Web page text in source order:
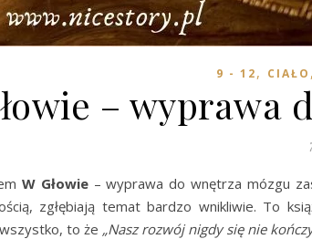
9 - 12, CIAŁO ,
– wyprawa
W Głowie– wyprawa do wnętrza mózgu
zgłębiają temat bardzo wnikliwie. To
to że „Nasz rozwój nigdy się nie